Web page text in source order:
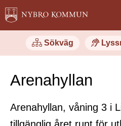
Sökväg
Arenahyllan
Arenahyllan, våning 3 i